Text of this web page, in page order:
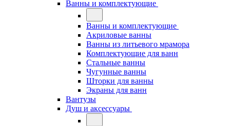
Ванны и комплектующие
Ванны и комплектующие
Акриловые ванны
Ванны из литьевого мрамора
Комплектующие для ванн
Стальные ванны
Чугунные ванны
Шторки для ванны
Экраны для ванн
Вантузы
Душ и аксессуары